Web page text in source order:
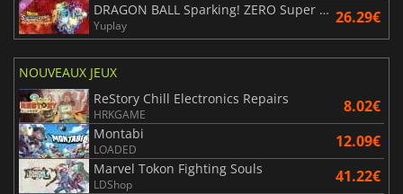
DRAGON BALL Sparking! ZERO Super Limit Breaking NEO
Yuplay 26.29€
NOUVEAUX JEUX
ReStory Chill Electronics Repairs
HRKGAME 8.02€
Montabi
LOADED 12.09€
Marvel Tokon Fighting Souls
LDShop 41.22€